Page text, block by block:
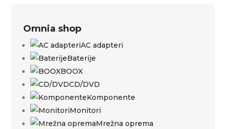
Omnia shop
AC adapteri
Baterije
BOOX
CD/DVD
Komponente
Monitori
Mrežna oprema